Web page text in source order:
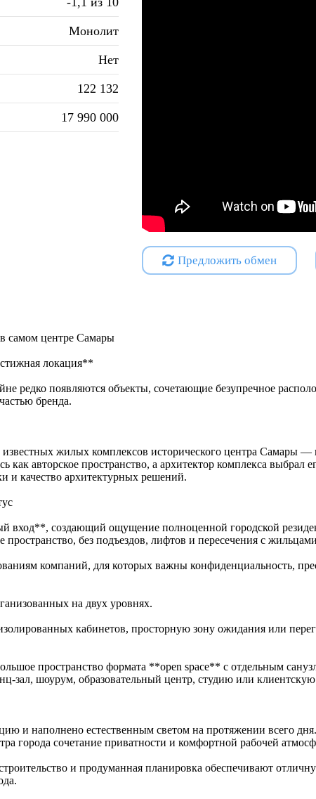
Монолит
Нет
122 132
17 990 000
Предложить обмен
самом центре Самары
локация**
редко появляются объекты, сочетающие безупречное
бренда.
жилых комплексов исторического центра Самары —
как авторское пространство, а архитектор комплекса выбрал
и качество архитектурных решений.
вход**, создающий ощущение полноценной городской
без подъездов, лифтов и пересечения с
компаний, для которых важны конфиденциальность,
на двух уровнях.
кабинетов, просторную зону ожидания или
пространство формата **open space** с отдельным
зал, шоурум, образовательный центр, студию или клиентскую
и наполнено естественным светом на протяжении всего
города сочетание приватности и комфортной рабочей
и продуманная планировка обеспечивают